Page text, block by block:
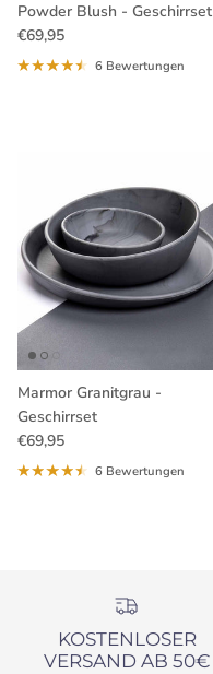
Powder Blush - Geschirrset
Normaler Preis
€69,95
6 Bewertungen
Marmor Granitgrau -
Geschirrset
Normaler Preis
€69,95
6 Bewertungen
KOSTENLOSER
VERSAND AB 50€